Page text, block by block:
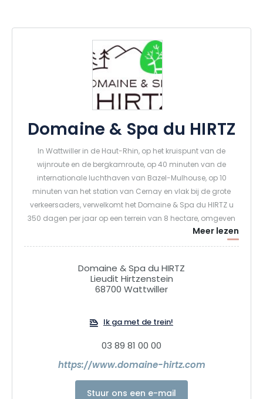
Domaine & Spa du HIRTZ
In Wattwiller in de Haut-Rhin, op het kruispunt van de
wijnroute en de bergkamroute, op 40 minuten van de
internationale luchthaven van Bazel-Mulhouse, op 10
minuten van het station van Cernay en vlak bij de grote
verkeersaders, verwelkomt het Domaine & Spa du HIRTZ u
350 dagen per jaar op een terrein van 8 hectare, omgeven
door weelderig groen en ongerepte natuur.
Midden in het bos van de Vogezen is het Domaine & Spa du
Hirtz een toevluchtsoord waar men tot rust komt. Tussen
bergen en vlakte nodigt het uit om het rustig aan te doen,
echt belangrijk is, in een ongerepte omgeving waar de
natuur elk moment begeleidt. Accommodaties in kamers
en lodges, een Scandinavische spa van 3.300 m², een
samen een levendige plek om nieuwe energie op te doen, te
Meer lezen
Domaine & Spa du HIRTZ
Lieudit Hirtzenstein
68700 Wattwiller
Ik ga met de trein!
03 89 81 00 00
https://www.domaine-hirtz.com
Stuur ons een e-mail